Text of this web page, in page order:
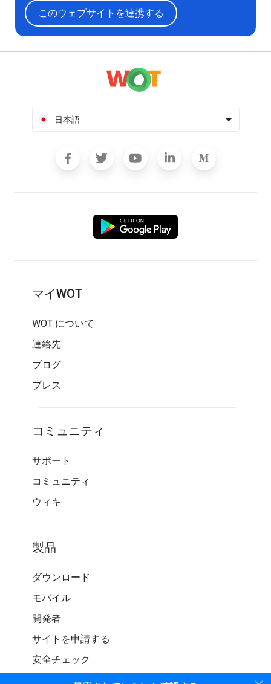
このウェブサイトを連携する
日本語
マイWOT
WOT について
連絡先
ブログ
プレス
コミュニティ
サポート
コミュニティ
ウィキ
製品
ダウンロード
モバイル
開発者
サイトを申請する
安全チェック